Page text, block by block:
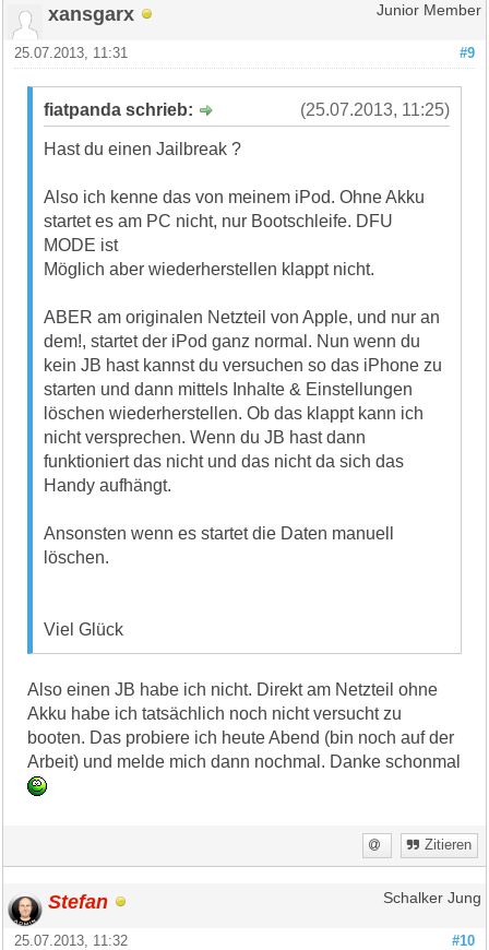
xansgarx Junior Member
#9
25.07.2013, 11:31
(25.07.2013, 11:25)
fiatpanda schrieb:
Hast du einen Jailbreak ?
Also ich kenne das von meinem iPod. Ohne Akku
startet es am PC nicht, nur Bootschleife. DFU
MODE ist
Möglich aber wiederherstellen klappt nicht.
ABER am originalen Netzteil von Apple, und nur an
dem!, startet der iPod ganz normal. Nun wenn du
kein JB hast kannst du versuchen so das iPhone zu
starten und dann mittels Inhalte & Einstellungen
löschen wiederherstellen. Ob das klappt kann ich
nicht versprechen. Wenn du JB hast dann
funktioniert das nicht und das nicht da sich das
Handy aufhängt.
Ansonsten wenn es startet die Daten manuell
löschen.
Viel Glück
Also einen JB habe ich nicht. Direkt am Netzteil ohne
Akku habe ich tatsächlich noch nicht versucht zu
booten. Das probiere ich heute Abend (bin noch auf der
Arbeit) und melde mich dann nochmal. Danke schonmal
Zitieren
Stefan Schalker Jung
#10
25.07.2013, 11:32